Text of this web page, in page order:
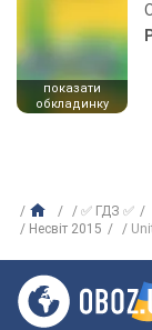
показати
обкладинку
✅ ГДЗ ✅
Несвіт 2015